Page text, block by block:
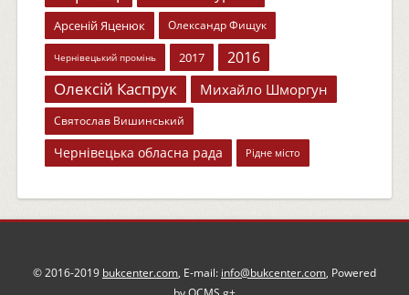
Арсеній Яценюк Олександр Фищук
Чернівецький промінь 2017 2016
Олексій Каспрук Михайло Шморгун
Святослав Вишинський
Чернівецька обласна рада Рідне місто
© 2016-2019 bukcenter.com, E-mail: info@bukcenter.com, Powered